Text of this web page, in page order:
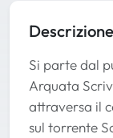
Descrizione
Si parte dal
Arquata
attraversa il
sul torrente